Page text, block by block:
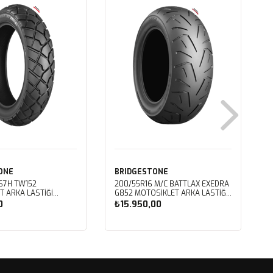
TW152
ARKA LASTIĞI
BRIDGESTONE
200/55R16 M/C BATTLAX EXEDRA
G852 MOTOSIKLET ARKA LASTIĞI
(2024)
₺15.950,00